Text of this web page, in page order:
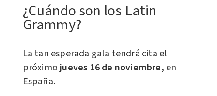
¿Cuándo son los Latin
Grammy?
La tan esperada gala tendrá cita el
próximojueves 16 de noviembre, en
España.